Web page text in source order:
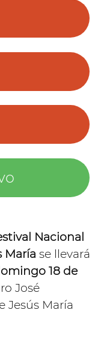
Nacional
María se llevará
18 de
José
Jesús María